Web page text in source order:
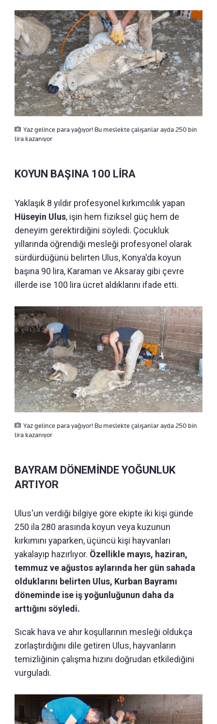
Yaz gelince para yağıyor! Bu meslekte çalışanlar ayda 250 bin
lira kazanıyor
KOYUN BAŞINA 100 LİRA
Yaklaşık 8 yıldır profesyonel kırkımcılık yapan
Hüseyin Ulus, işin hem fiziksel güç hem de
deneyim gerektirdiğini söyledi. Çocukluk
yıllarında öğrendiği mesleği profesyonel olarak
sürdürdüğünü belirten Ulus, Konya'da koyun
başına 90 lira, Karaman ve Aksaray gibi çevre
illerde ise 100 lira ücret aldıklarını ifade etti.
Yaz gelince para yağıyor! Bu meslekte çalışanlar ayda 250 bin
lira kazanıyor
BAYRAM DÖNEMİNDE YOĞUNLUK
ARTIYOR
Ulus'un verdiği bilgiye göre ekipte iki kişi günde
250 ila 280 arasında koyun veya kuzunun
kırkımını yaparken, üçüncü kişi hayvanları
yakalayıp hazırlıyor. Özellikle mayıs, haziran,
temmuz ve ağustos aylarında her gün sahada
olduklarını belirten Ulus, Kurban Bayramı
döneminde ise iş yoğunluğunun daha da
arttığını söyledi.
Sıcak hava ve ahır koşullarının mesleği oldukça
zorlaştırdığını dile getiren Ulus, hayvanların
temizliğinin çalışma hızını doğrudan etkilediğini
vurguladı.